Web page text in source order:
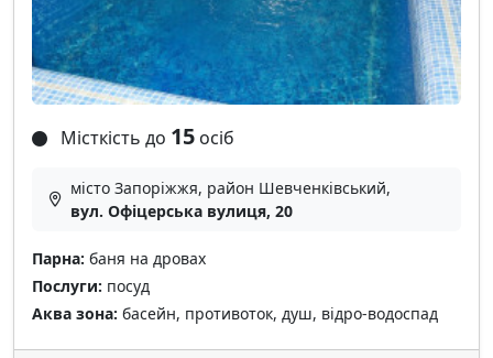
Місткість до 15 осіб
місто Запоріжжя, район Шевченківський,
вул. Офіцерська вулиця, 20
Парна: баня на дровах
Послуги: посуд
Аква зона: басейн, противоток, душ, відро-водоспад